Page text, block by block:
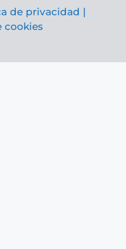
de privacidad |
cookies